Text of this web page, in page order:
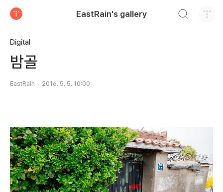
EastRain's gallery
Digital
밤골
EastRain 2016. 5. 5. 10:00